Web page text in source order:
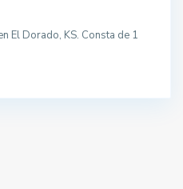
El Dorado, KS. Consta de 1